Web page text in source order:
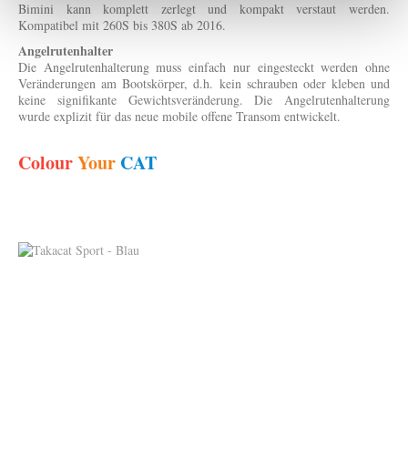
Bimini kann komplett zerlegt und kompakt verstaut werden.
Kompatibel mit 260S bis 380S ab 2016.
Angelrutenhalter
Die Angelrutenhalterung muss einfach nur eingesteckt werden ohne
Veränderungen am Bootskörper, d.h. kein schrauben oder kleben und
keine signifikante Gewichtsveränderung. Die Angelrutenhalterung
wurde explizit für das neue mobile offene Transom entwickelt.
ColourYour CAT